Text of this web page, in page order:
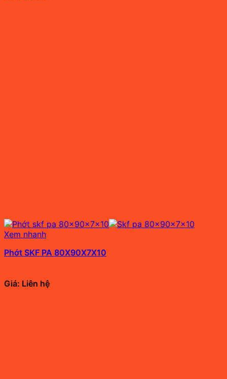
Xem nhanh
Phớt SKF PA 80X90X7X10
Giá: Liên hệ